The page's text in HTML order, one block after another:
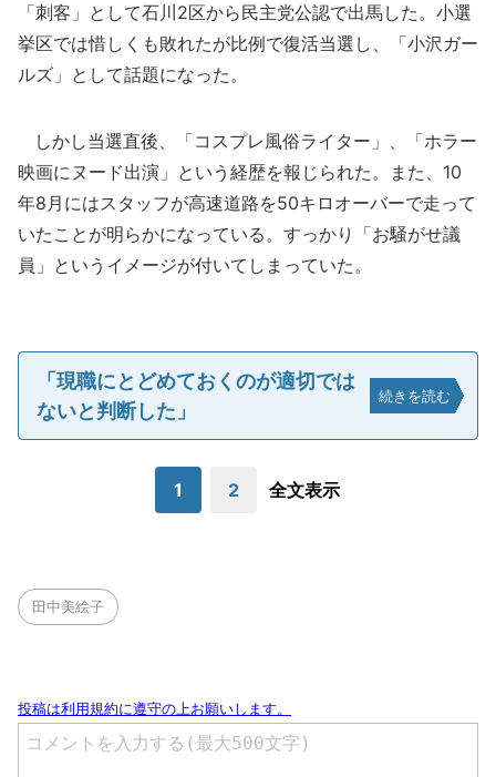
「刺客」として石川2区から民主党公認で出馬した。小選
挙区では惜しくも敗れたが比例で復活当選し、「小沢ガー
ルズ」として話題になった。
しかし当選直後、「コスプレ風俗ライター」、「ホラー
映画にヌード出演」という経歴を報じられた。また、10
年8月にはスタッフが高速道路を50キロオーバーで走って
いたことが明らかになっている。すっかり「お騒がせ議
員」というイメージが付いてしまっていた。
「現職にとどめておくのが適切では
ないと判断した」
続きを読む
1 2 全文表示
田中美絵子